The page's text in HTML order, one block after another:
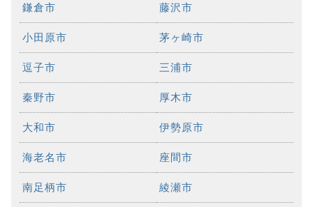
鎌倉市 藤沢市
小田原市 茅ヶ崎市
逗子市 三浦市
秦野市 厚木市
大和市 伊勢原市
海老名市 座間市
南足柄市 綾瀬市